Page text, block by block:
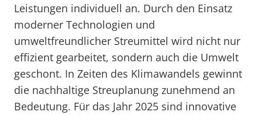
Leistungen individuell an. Durch den Einsatz
moderner Technologien und
umweltfreundlicher Streumittel wird nicht nur
effizient gearbeitet, sondern auch die Umwelt
geschont. In Zeiten des Klimawandels gewinnt
die nachhaltige Streuplanung zunehmend an
Bedeutung. Für das Jahr 2025 sind innovative